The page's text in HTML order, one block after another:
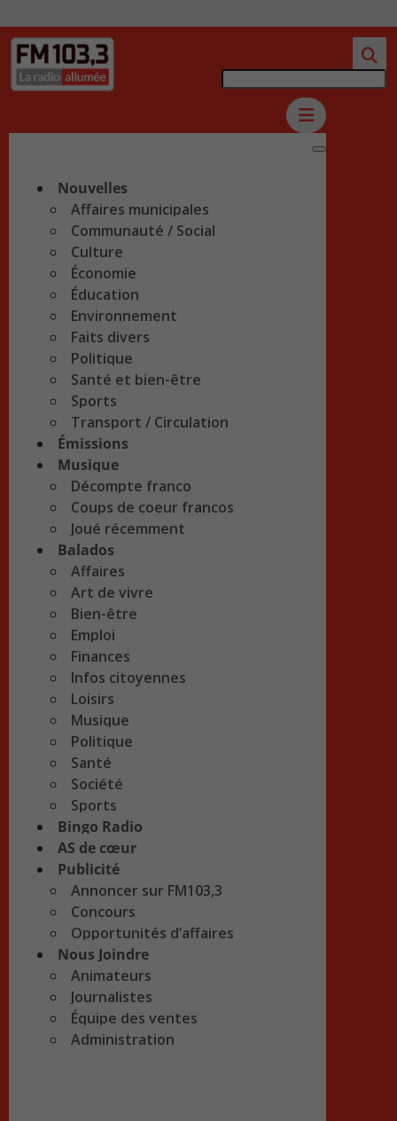
Nouvelles
Affaires municipales
Communauté / Social
Culture
Économie
Éducation
Environnement
Faits divers
Politique
Santé et bien-être
Sports
Transport / Circulation
Émissions
Musique
Décompte franco
Coups de coeur francos
Joué récemment
Balados
Affaires
Art de vivre
Bien-être
Emploi
Finances
Infos citoyennes
Loisirs
Musique
Politique
Santé
Société
Sports
Bingo Radio
AS de cœur
Publicité
Annoncer sur FM103,3
Concours
Opportunités d’affaires
Nous Joindre
Animateurs
Journalistes
Équipe des ventes
Administration